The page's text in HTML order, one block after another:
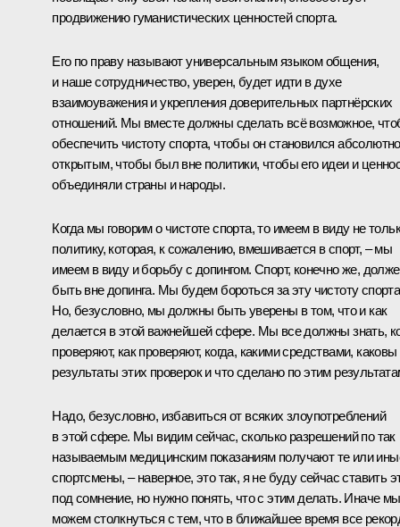
продвижению гуманистических ценностей спорта.
Его по праву называют универсальным языком общения,
и наше сотрудничество, уверен, будет идти в духе
взаимоуважения и укрепления доверительных партнёрских
отношений. Мы вместе должны сделать всё возможное,
обеспечить чистоту спорта, чтобы он становился абсолютно
открытым, чтобы был вне политики, чтобы его идеи и
объединяли страны и народы.
Когда мы говорим о чистоте спорта, то имеем в виду не
политику, которая, к сожалению, вмешивается в спорт, – мы
имеем в виду и борьбу с допингом. Спорт, конечно же,
быть вне допинга. Мы будем бороться за эту чистоту
Но, безусловно, мы должны быть уверены в том, что и как
делается в этой важнейшей сфере. Мы все должны знать,
проверяют, как проверяют, когда, какими средствами, каковы
результаты этих проверок и что сделано по этим
Надо, безусловно, избавиться от всяких злоупотреблений
в этой сфере. Мы видим сейчас, сколько разрешений по так
называемым медицинским показаниям получают те или
спортсмены, – наверное, это так, я не буду сейчас ставить
под сомнение, но нужно понять, что с этим делать. Иначе мы
можем столкнуться с тем, что в ближайшее время все